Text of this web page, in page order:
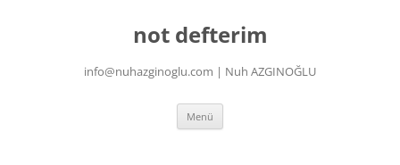
not defterim
info@nuhazginoglu.com | Nuh AZGINOĞLU
Menü